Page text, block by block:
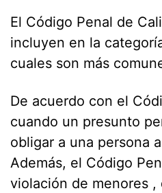
El Código Penal de
incluyen en la
cuales son más
De acuerdo con el
cuando un presunto
obligar a una persona
Además, el Código
violación de menores